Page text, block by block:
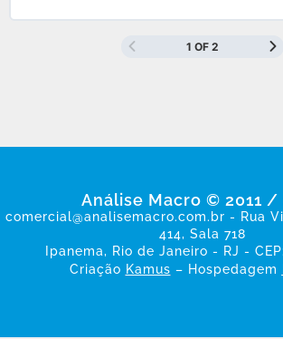
1 OF 2
Análise Macro © 2011 /
comercial@analisemacro.com.br - Rua
414, Sala 718
Ipanema, Rio de Janeiro - RJ -
Criação Kamus – Hospedagem